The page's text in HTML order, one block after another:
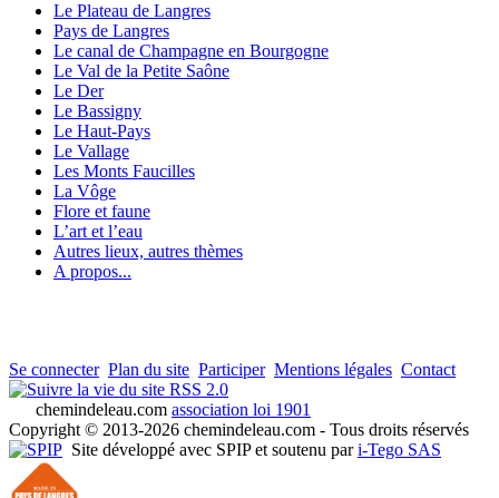
Le Plateau de Langres
Pays de Langres
Le canal de Champagne en Bourgogne
Le Val de la Petite Saône
Le Der
Le Bassigny
Le Haut-Pays
Le Vallage
Les Monts Faucilles
La Vôge
Flore et faune
L’art et l’eau
Autres lieux, autres thèmes
A propos...
Se connecter Plan du site Participer Mentions légales Contact
RSS 2.0
chemindeleau.com association loi 1901
Copyright © 2013-2026 chemindeleau.com - Tous droits réservés
Site développé avec SPIP et soutenu pari-Tego SAS